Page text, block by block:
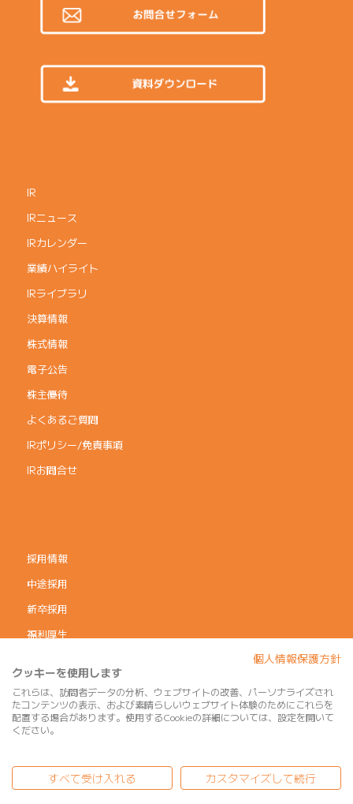
IR
IRニュース
IRカレンダー
業績ハイライト
IRライブラリ
決算情報
株式情報
電子公告
株主優待
よくあるご質問
IRポリシー/免責事項
IRお問合せ
採用情報
中途採用
新卒採用
福利厚生
個人情報保護方針
利用規約
サイトマップ
個人情報保護方針
クッキーを使用します
これらは、訪問者データの分析、ウェブサイトの改善、パーソナライズされ
たコンテンツの表示、および素晴らしいウェブサイト体験のためにこれらを
配置する場合があります。使用するCookieの詳細については、設定を開いて
ください。
すべて受け入れる カスタマイズして続行